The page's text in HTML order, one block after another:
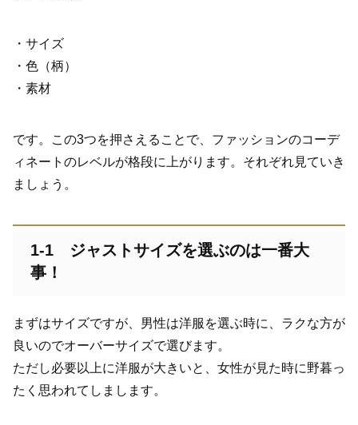
・サイズ
・色（柄）
・素材
です。この3つを押さえることで、ファッションのコーデ
ィネートのレベルが格段に上がります。それぞれ見ていき
ましょう。
1-1 ジャストサイズを選ぶのは一番大
事！
まずはサイズですが、男性は洋服を選ぶ時に、ラクな方が
良いのでオーバーサイズで選びます。
ただし必要以上に洋服が大きいと、女性が見た時に野暮っ
たく思われてしまします。